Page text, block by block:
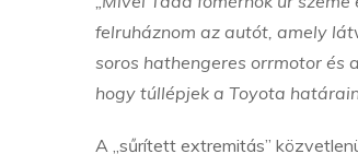
felruháznom az autót, amely
soros hathengeres orrmotor és
hogy túllépjek a Toyota
A „sűrített extremitás”